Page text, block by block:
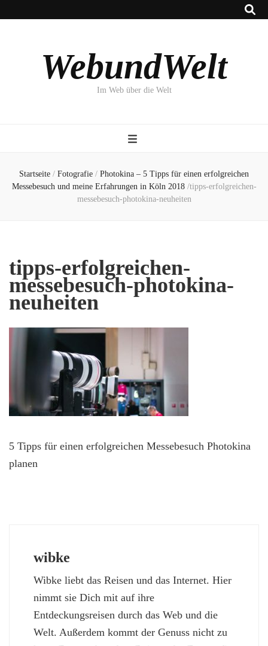
WebundWelt
Im Web über die Welt
Startseite / Fotografie / Photokina – 5 Tipps für einen erfolgreichen
Messebesuch und meine Erfahrungen in Köln 2018 /tipps-erfolgreichen-
messebesuch-photokina-neuheiten
tipps-erfolgreichen-
messebesuch-photokina-
neuheiten
5 Tipps für einen erfolgreichen Messebesuch Photokina
planen
wibke
Wibke liebt das Reisen und das Internet. Hier
nimmt sie Dich mit auf ihre
Entdeckungsreisen durch das Web und die
Welt. Außerdem kommt der Genuss nicht zu